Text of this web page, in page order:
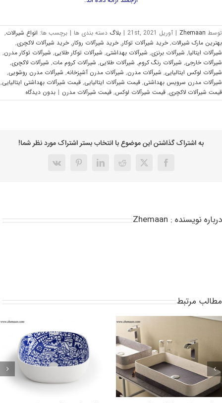
ديدگاه
نام ایمیل و وب سایت های من در این مرورگر برای دفعه بعد من نظر ذخیره کنید.
تماس با ما
تلفن:02126876004-02126876005